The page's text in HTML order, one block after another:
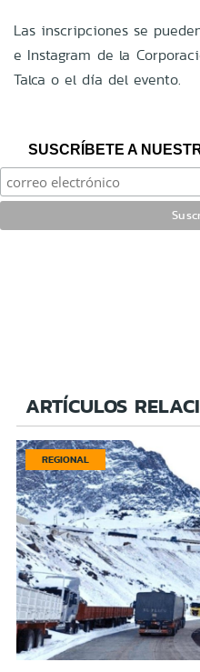
Las inscripciones se
e Instagram de la
Talca o el día del evento.
SUSCRÍBETE A
ARTÍCULOS
REGIONAL